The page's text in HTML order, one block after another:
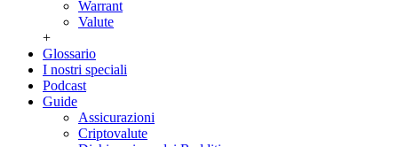
Warrant
Valute
+
Glossario
I nostri speciali
Podcast
Guide
Assicurazioni
Criptovalute